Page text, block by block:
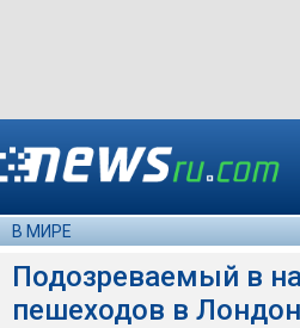
В МИРЕ
Подозреваемый в
пешеходов в